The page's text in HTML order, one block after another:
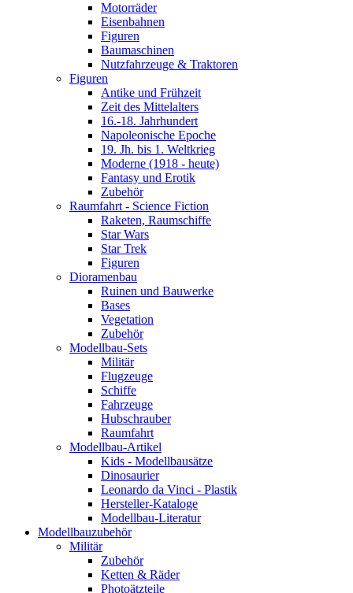
Motorräder
Eisenbahnen
Figuren
Baumaschinen
Nutzfahrzeuge & Traktoren
Figuren
Antike und Frühzeit
Zeit des Mittelalters
16.-18. Jahrhundert
Napoleonische Epoche
19. Jh. bis 1. Weltkrieg
Moderne (1918 - heute)
Fantasy und Erotik
Zubehör
Raumfahrt - Science Fiction
Raketen, Raumschiffe
Star Wars
Star Trek
Figuren
Dioramenbau
Ruinen und Bauwerke
Bases
Vegetation
Zubehör
Modellbau-Sets
Militär
Flugzeuge
Schiffe
Fahrzeuge
Hubschrauber
Raumfahrt
Modellbau-Artikel
Kids - Modellbausätze
Dinosaurier
Leonardo da Vinci - Plastik
Hersteller-Kataloge
Modellbau-Literatur
Modellbauzubehör
Militär
Zubehör
Ketten & Räder
Photoätzteile